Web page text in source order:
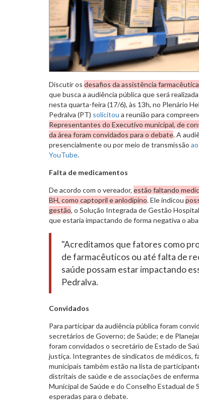
Discutir os desafios da assistência
que busca a audiência pública que será
nesta quarta-feira (17/6), às 13h, no Plenário
Pedralva (PT) solicitou a reunião para
Representantes do Executivo municipal, de
da área foram convidados para o debate. A
presencialmente ou por meio de transmissão
YouTube.
Falta de medicamentos
De acordo com o vereador, estão faltando
BH, como captopril e anlodipino. Ele indicou
gestão, o Solução Integrada de Gestão
que estaria impactando de forma negativa o
"Acreditamos que fatores como
de farmacêuticos ou até falta de
saúde possam estar impactando
Pedralva.
Convidados
Para participar da audiência pública foram
secretários de Governo; de Saúde; e de
foram convidados o secretário de Estado de
justiça. Integrantes de sindicatos de médicos,
municipais também estão na lista de
distritais de saúde e de associações de
Municipal de Saúde e do Conselho Estadual de
esperadas para o debate.